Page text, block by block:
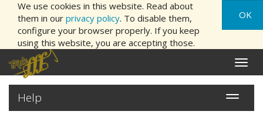
We use cookies in this website. Read about
them in our privacy policy. To disable them,
configure your browser properly. If you keep
using this website, you are accepting those.
OK
aan/
Navigatie
aan/
Help